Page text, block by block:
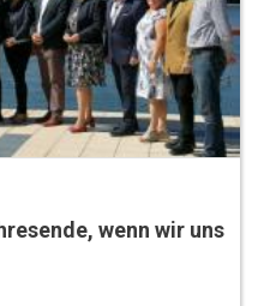
wenn wir uns